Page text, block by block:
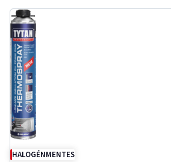
HALOGÉNMENTES